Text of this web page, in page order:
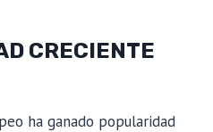
CRECIENTE
ha ganado popularidad